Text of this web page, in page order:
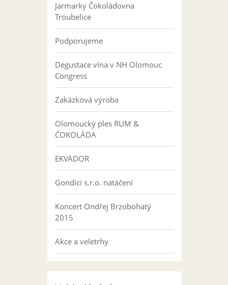
Jarmarky Čokoládovna
Troubelice
Podporujeme
Degustace vína v NH Olomouc
Congress
Zakázková výroba
Olomoucký ples RUM &
ČOKOLÁDA
EKVÁDOR
Gondíci s.r.o. natáčení
Koncert Ondřej Brzobohatý
2015
Akce a veletrhy